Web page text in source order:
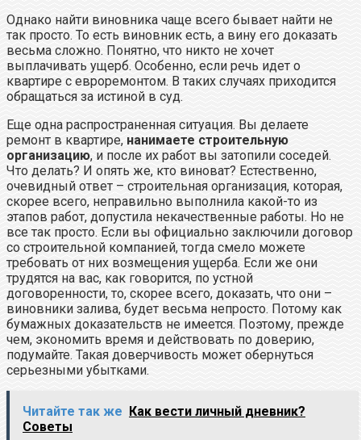
Однако найти виновника чаще всего бывает найти не
так просто. То есть виновник есть, а вину его доказать
весьма сложно. Понятно, что никто не хочет
выплачивать ущерб. Особенно, если речь идет о
квартире с евроремонтом. В таких случаях приходится
обращаться за истиной в суд.
Еще одна распространенная ситуация. Вы делаете
ремонт в квартире, нанимаете строительную
организацию, и после их работ вы затопили соседей.
Что делать? И опять же, кто виноват? Естественно,
очевидный ответ – строительная организация, которая,
скорее всего, неправильно выполнила какой-то из
этапов работ, допустила некачественные работы. Но не
все так просто. Если вы официально заключили договор
со строительной компанией, тогда смело можете
требовать от них возмещения ущерба. Если же они
трудятся на вас, как говорится, по устной
договоренности, то, скорее всего, доказать, что они –
виновники залива, будет весьма непросто. Потому как
бумажных доказательств не имеется. Поэтому, прежде
чем, экономить время и действовать по доверию,
подумайте. Такая доверчивость может обернуться
серьезными убытками.
Читайте так же Как вести личный дневник?
Советы